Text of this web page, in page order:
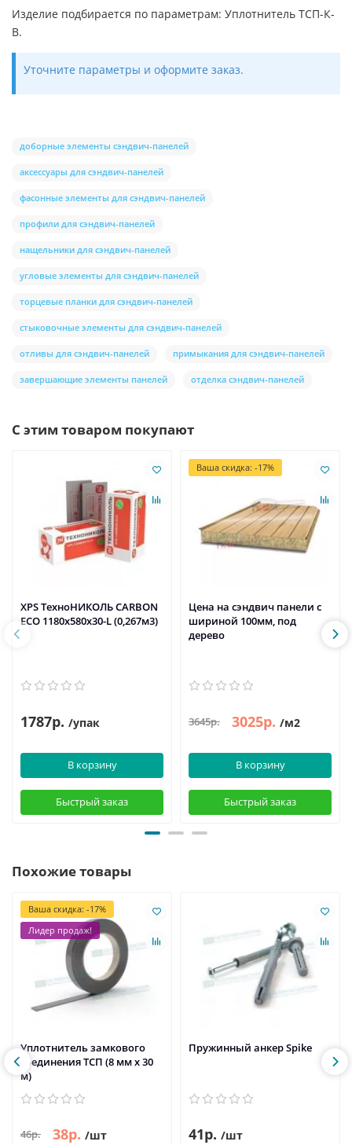
Изделие подбирается по параметрам: Уплотнитель ТСП-К-
В.
Уточните параметры и оформите заказ.
доборные элементы сэндвич-панелей
аксессуары для сэндвич-панелей
фасонные элементы для сэндвич-панелей
профили для сэндвич-панелей
нащельники для сэндвич-панелей
угловые элементы для сэндвич-панелей
торцевые планки для сэндвич-панелей
стыковочные элементы для сэндвич-панелей
отливы для сэндвич-панелей примыкания для сэндвич-панелей
завершающие элементы панелей отделка сэндвич-панелей
С этим товаром покупают
XPS ТехноНИКОЛЬ CARBON
ECO 1180х580х30-L (0,267м3)
1787р. /упак
В корзину
Быстрый заказ
Ваша скидка: -17%
Цена на сэндвич панели с
шириной 100мм, под
дерево
3645р. 3025р. /м2
В корзину
Быстрый заказ
Похожие товары
Ваша скидка: -17%
Лидер продаж!
Уплотнитель замкового
соединения ТСП (8 мм х 30
м)
46р. 38р. /шт
Пружинный анкер Spike
41р. /шт